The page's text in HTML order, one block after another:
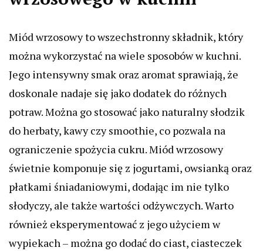
Miód wrzosowy to wszechstronny składnik, który
można wykorzystać na wiele sposobów w kuchni.
Jego intensywny smak oraz aromat sprawiają, że
doskonale nadaje się jako dodatek do różnych
potraw. Można go stosować jako naturalny słodzik
do herbaty, kawy czy smoothie, co pozwala na
ograniczenie spożycia cukru. Miód wrzosowy
świetnie komponuje się z jogurtami, owsianką oraz
płatkami śniadaniowymi, dodając im nie tylko
słodyczy, ale także wartości odżywczych. Warto
również eksperymentować z jego użyciem w
wypiekach – można go dodać do ciast, ciasteczek